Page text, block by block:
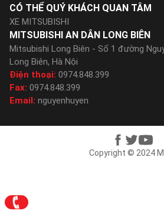
MITSUBISHI AN DÂN LONG BIÊN
Mitsubishi Long Biên - Số 1 đường
Long Biên, Hà Nội
Điện thoại: 0974.848.399
Fax: 0974.848.399
Email: nguyenhuyen
CÓ THỂ QUÝ KHÁCH QUAN TÂM
XE MITSUBISHI
Copyright © 2024